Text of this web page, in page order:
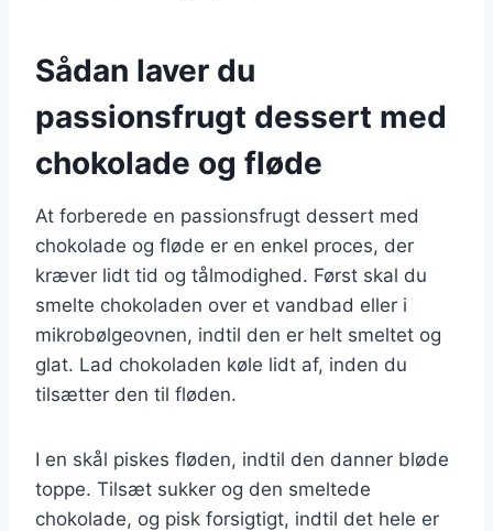
Sådan laver du
passionsfrugt dessert med
chokolade og fløde
At forberede en passionsfrugt dessert med
chokolade og fløde er en enkel proces, der
kræver lidt tid og tålmodighed. Først skal du
smelte chokoladen over et vandbad eller i
mikrobølgeovnen, indtil den er helt smeltet og
glat. Lad chokoladen køle lidt af, inden du
tilsætter den til fløden.
I en skål piskes fløden, indtil den danner bløde
toppe. Tilsæt sukker og den smeltede
chokolade, og pisk forsigtigt, indtil det hele er